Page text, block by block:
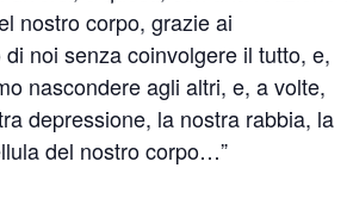
nostro corpo, grazie ai
noi senza coinvolgere il tutto, e,
nascondere agli altri, e, a volte,
depressione, la nostra rabbia, la
del nostro corpo…”